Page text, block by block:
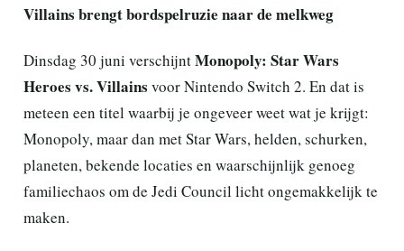
Villains brengt bordspelruzie naar de melkweg
Dinsdag 30 juni verschijntMonopoly: Star Wars
Heroes vs. Villains voor Nintendo Switch 2. En dat is
meteen een titel waarbij je ongeveer weet wat je krijgt:
Monopoly, maar dan met Star Wars, helden, schurken,
planeten, bekende locaties en waarschijnlijk genoeg
familiechaos om de Jedi Council licht ongemakkelijk te
maken.